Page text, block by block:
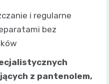
i regularne
bez
z pantenolem,